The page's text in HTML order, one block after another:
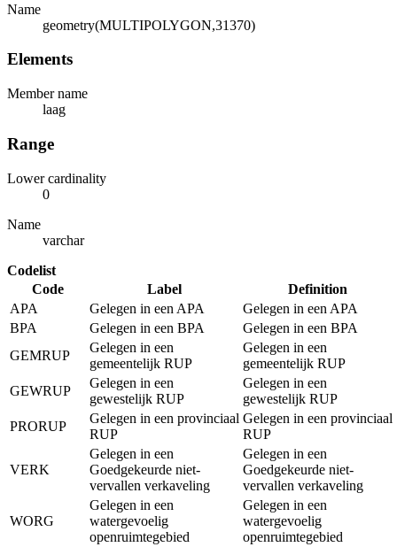
Name
geometry(MULTIPOLYGON,31370)
Elements
Member name
laag
Range
Lower cardinality
0
Name
varchar
Codelist
Code
Label
Definition
APA
Gelegen in een APA
Gelegen in een APA
BPA
Gelegen in een BPA
Gelegen in een BPA
GEMRUP
Gelegen in een
gemeentelijk RUP
Gelegen in een
gemeentelijk RUP
GEWRUP
Gelegen in een
gewestelijk RUP
Gelegen in een
gewestelijk RUP
PRORUP
Gelegen in een provinciaal
RUP
Gelegen in een provinciaal
RUP
VERK
Gelegen in een
Goedgekeurde niet-
vervallen verkaveling
Gelegen in een
Goedgekeurde niet-
vervallen verkaveling
WORG
Gelegen in een
watergevoelig
openruimtegebied
Gelegen in een
watergevoelig
openruimtegebied